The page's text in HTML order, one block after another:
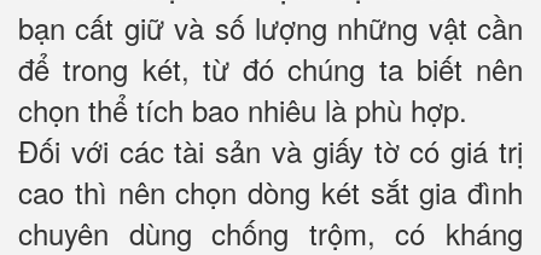
bạn cất giữ và số lượng những vật cần
để trong két, từ đó chúng ta biết nên
chọn thể tích bao nhiêu là phù hợp.
Đối với các tài sản và giấy tờ có giá trị
cao thì nên chọn dòng két sắt gia đình
chuyên dùng chống trộm, có kháng